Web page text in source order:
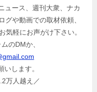
ュース、週刊大衆、ナカ
グや動画での取材依頼、
気軽にお声がけ下さい。
のDMか、
いします。
万人越え／